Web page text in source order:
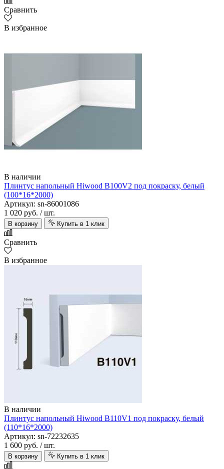
Сравнить
В избранное
В наличии
Плинтус напольный Hiwood B100V2 под покраску, белый
(100*16*2000)
Артикул: sn-86001086
1 020 руб. / шт.
В корзину Купить в 1 клик
Сравнить
В избранное
В наличии
Плинтус напольный Hiwood B110V1 под покраску, белый
(110*16*2000)
Артикул: sn-72232635
1 600 руб. / шт.
В корзину Купить в 1 клик